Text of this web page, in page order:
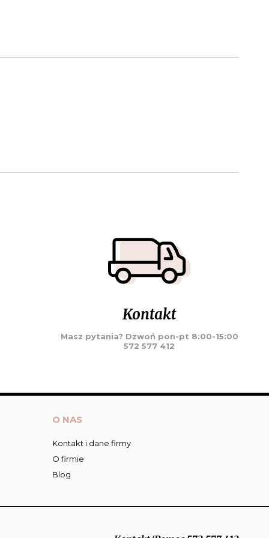
Kontakt
Masz pytania? Dzwoń pon-pt 8:00-15:00
572 577 412
O NAS
Kontakt i dane firmy
O firmie
Blog